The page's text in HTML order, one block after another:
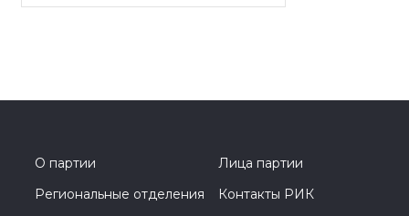
О партии
Лица партии
Региональные отделения
Контакты РИК